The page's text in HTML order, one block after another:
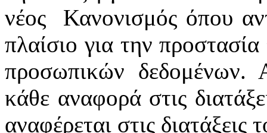
νέος Κανονισμός όπου
πλαίσιο για την
προσωπικών δεδομένων.
κάθε αναφορά στις
αναφέρεται στις